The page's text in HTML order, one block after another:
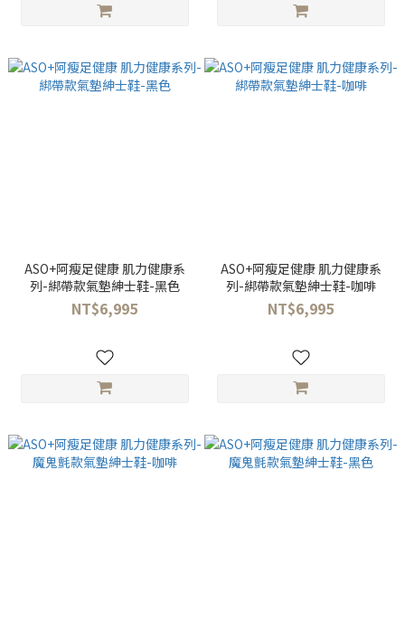
ASO+阿瘦足健康 肌力健康系
列-綁帶款氣墊紳士鞋-黑色
NT$6,995
ASO+阿瘦足健康 肌力健康系
列-綁帶款氣墊紳士鞋-咖啡
NT$6,995